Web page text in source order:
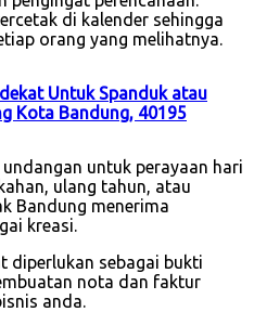
di kalender sehingga
orang yang melihatnya.
Untuk Spanduk atau
Kota Bandung, 40195
untuk perayaan hari
ulang tahun, atau
Bandung menerima
kreasi.
sebagai bukti
nota dan faktur
anda.